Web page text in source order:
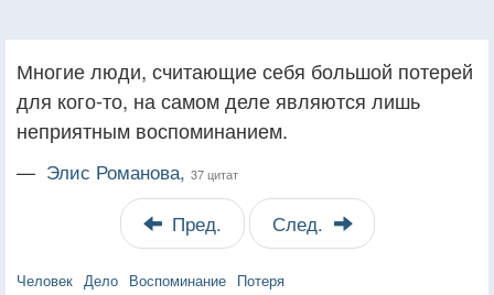
Многие люди, считающие себя большой потерей
для кого-то, на самом деле являются лишь
неприятным воспоминанием.
— Элис Романова, 37 цитат
Пред. След.
Человек Дело Воспоминание Потеря